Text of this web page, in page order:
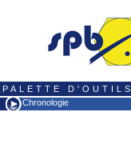
PALETTE D'OUTILS
Chronologie